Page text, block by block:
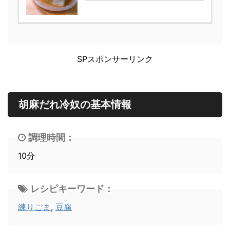
SPスポンサーリンク
胡麻だれ冷奴の基本情報
調理時間：
10分
レシピキーワード：
練りごま , 豆腐